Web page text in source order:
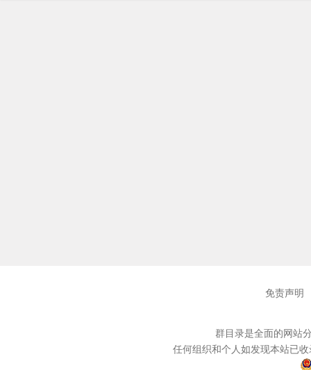
免责声明
群目录是全面的网站
任何组织和个人如发现本站已